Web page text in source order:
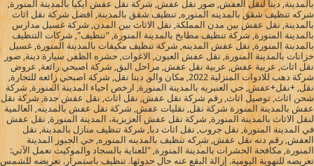
بالمدينة, دينا لنقل العفش, صور نقل عفش, شركة نقل عفش ايكيا بالمدينة المنورة,
شركه تنظيف شقق بالمدينه المنوره, تنظيف شقق بالمدينة, افضل شركة نقل اثاث
بالمدينة, نقل عفش بين مدن المملكة, نقل الاثاث بين المدن, شركة غسيل مدارس
بالمدينة المنورة, شركة تنظيف مطابخ بالمدينة المنورة, "تنظيف", شركات التنظيف
بالمدينة المنورة, نقل عفش المدينه, شركة تنظيف مكيفات بالمدينة المنورة, غسيل
خزانات بالمدينة المنورة, نقل عفش العيون, الاغوات, حشره الظفر, سيارة دينة, صور
نقل اثاث, عربية عفش, عربية نقل عفش, مراحل البق, شركة اصبحي رائعة, عروض
شركة دهب للادوات المنزلية 2022, مكان والو, دينا نقل, شركة اصبحي رائعه للتجارة,
نقل, +نقل+عفش, حي العنبريه بالمدينة المنورة, ارخص احياء المدينة المنورة, شركة
شحن اثاث, توصيل اثاث, رقم شركة نقل عفش, نقل اثاث, نقل عفش جدة, شركة نقل
عفش بالمدينة المنورة شركة نقل, نقليات عفش, شركة نقل عفش بالمدينه, العالمية
لنقل الاثاث بالمدينة المنورة, شركة نقل عفش العزيزية، المدينة المنورة, نقل عفش
في المدينة المنورة, نقل جروب, نقل اثاث دبا, شركة تنظيف منازل بالمدينة, نقل
العفش, رقم دنه نقل عفش, شركه تنظيف بالمدينه المنوره, حي الجبور المدينة
المنورة, مكافحة الحشرات بالمدينة المنورة, "للعناية بالسجاد والموكيت نعمل الآتي:
تعريضه للتهوية اليومية. إزالة البقع عنه حال حدوثها. تنظيف باستمرار. تعريضه للشمس